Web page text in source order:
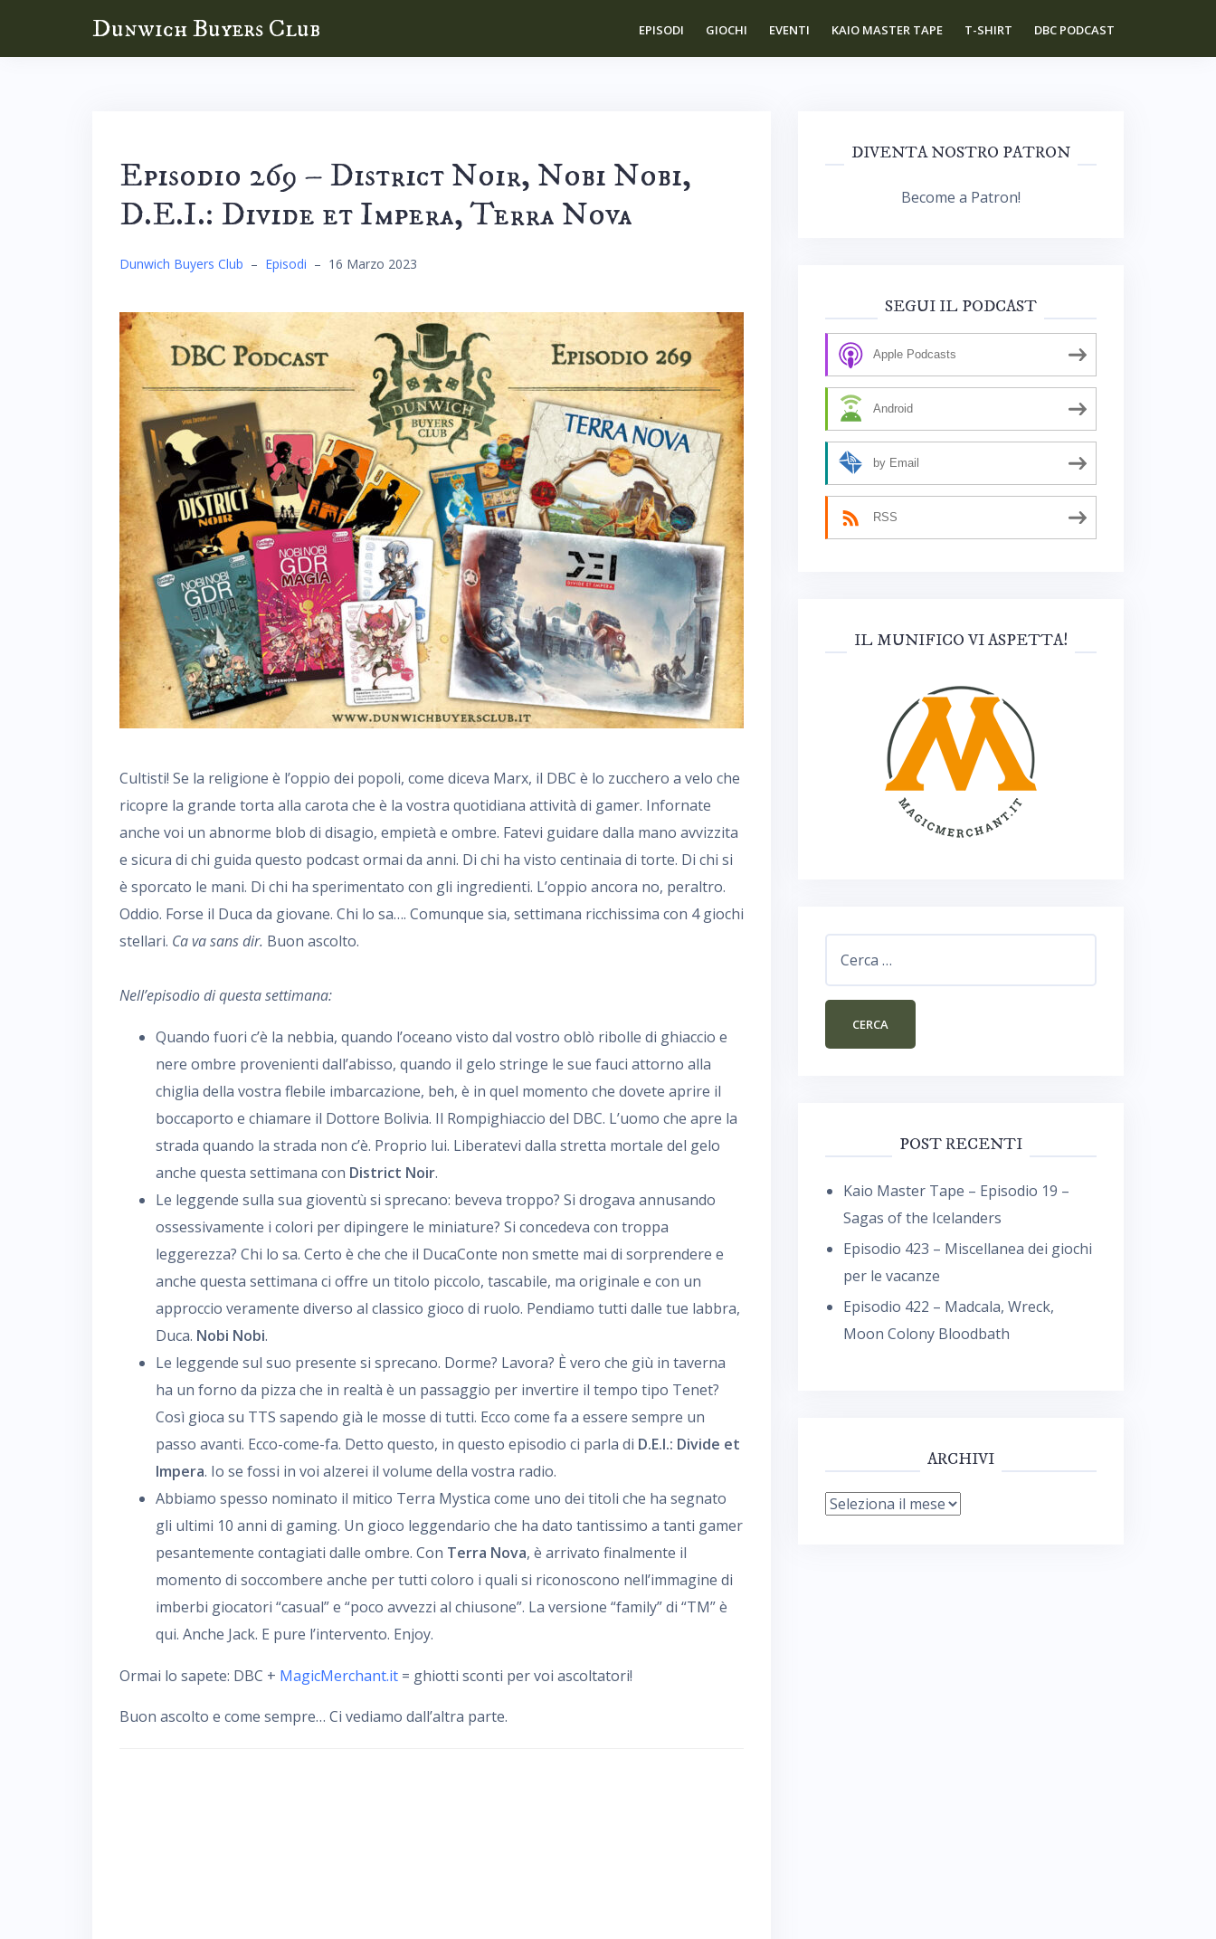
Dunwich Buyers Club EPISODI GIOCHI EVENTI KAIO MASTER TAPE T-SHIRT DBC PODCAST
Episodio 269 – District Noir, Nobi Nobi,
D.E.I.: Divide et Impera, Terra Nova
Dunwich Buyers Club – Episodi – 16 Marzo 2023
Cultisti! Se la religione è l’oppio dei popoli, come diceva Marx, il DBC è lo zucchero a velo che
ricopre la grande torta alla carota che è la vostra quotidiana attività di gamer. Infornate
anche voi un abnorme blob di disagio, empietà e ombre. Fatevi guidare dalla mano avvizzita
e sicura di chi guida questo podcast ormai da anni. Di chi ha visto centinaia di torte. Di chi si
è sporcato le mani. Di chi ha sperimentato con gli ingredienti. L’oppio ancora no, peraltro.
Oddio. Forse il Duca da giovane. Chi lo sa…. Comunque sia, settimana ricchissima con 4 giochi
stellari. Ca va sans dir. Buon ascolto.
Nell’episodio di questa settimana:
Quando fuori c’è la nebbia, quando l’oceano visto dal vostro oblò ribolle di ghiaccio e
nere ombre provenienti dall’abisso, quando il gelo stringe le sue fauci attorno alla
chiglia della vostra flebile imbarcazione, beh, è in quel momento che dovete aprire il
boccaporto e chiamare il Dottore Bolivia. Il Rompighiaccio del DBC. L’uomo che apre la
strada quando la strada non c’è. Proprio lui. Liberatevi dalla stretta mortale del gelo
anche questa settimana con District Noir.
Le leggende sulla sua gioventù si sprecano: beveva troppo? Si drogava annusando
ossessivamente i colori per dipingere le miniature? Si concedeva con troppa
leggerezza? Chi lo sa. Certo è che che il DucaConte non smette mai di sorprendere e
anche questa settimana ci offre un titolo piccolo, tascabile, ma originale e con un
approccio veramente diverso al classico gioco di ruolo. Pendiamo tutti dalle tue labbra,
Duca. Nobi Nobi.
Le leggende sul suo presente si sprecano. Dorme? Lavora? È vero che giù in taverna
ha un forno da pizza che in realtà è un passaggio per invertire il tempo tipo Tenet?
Così gioca su TTS sapendo già le mosse di tutti. Ecco come fa a essere sempre un
passo avanti. Ecco-come-fa. Detto questo, in questo episodio ci parla di D.E.I.: Divide et
Impera. Io se fossi in voi alzerei il volume della vostra radio.
Abbiamo spesso nominato il mitico Terra Mystica come uno dei titoli che ha segnato
gli ultimi 10 anni di gaming. Un gioco leggendario che ha dato tantissimo a tanti gamer
pesantemente contagiati dalle ombre. Con Terra Nova, è arrivato finalmente il
momento di soccombere anche per tutti coloro i quali si riconoscono nell’immagine di
imberbi giocatori “casual” e “poco avvezzi al chiusone”. La versione “family” di “TM” è
qui. Anche Jack. E pure l’intervento. Enjoy.
Ormai lo sapete: DBC + MagicMerchant.it = ghiotti sconti per voi ascoltatori!
Buon ascolto e come sempre… Ci vediamo dall’altra parte.
DIVENTA NOSTRO PATRON
Become a Patron!
SEGUI IL PODCAST
Apple Podcasts
Android
by Email
RSS
IL MUNIFICO VI ASPETTA!
POST RECENTI
Kaio Master Tape – Episodio 19 –
Sagas of the Icelanders
Episodio 423 – Miscellanea dei giochi
per le vacanze
Episodio 422 – Madcala, Wreck,
Moon Colony Bloodbath
ARCHIVI
Archivi